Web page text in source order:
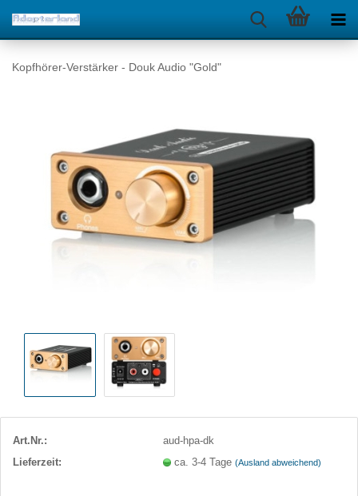
Kopfhörer-Verstärker - Douk Audio "Gold"
Art.Nr.:
aud-hpa-dk
Lieferzeit:
ca. 3-4 Tage(Ausland abweichend)